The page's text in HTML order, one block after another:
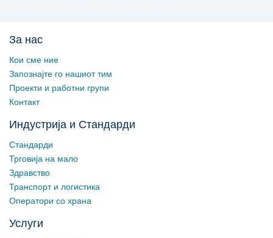
За нас
Кои сме ние
Запознајте го нашиот тим
Проекти и работни групи
Контакт
Индустрија и Стандарди
Стандарди
Трговија на мало
Здравство
Транспорт и логистика
Оператори со храна
Услуги